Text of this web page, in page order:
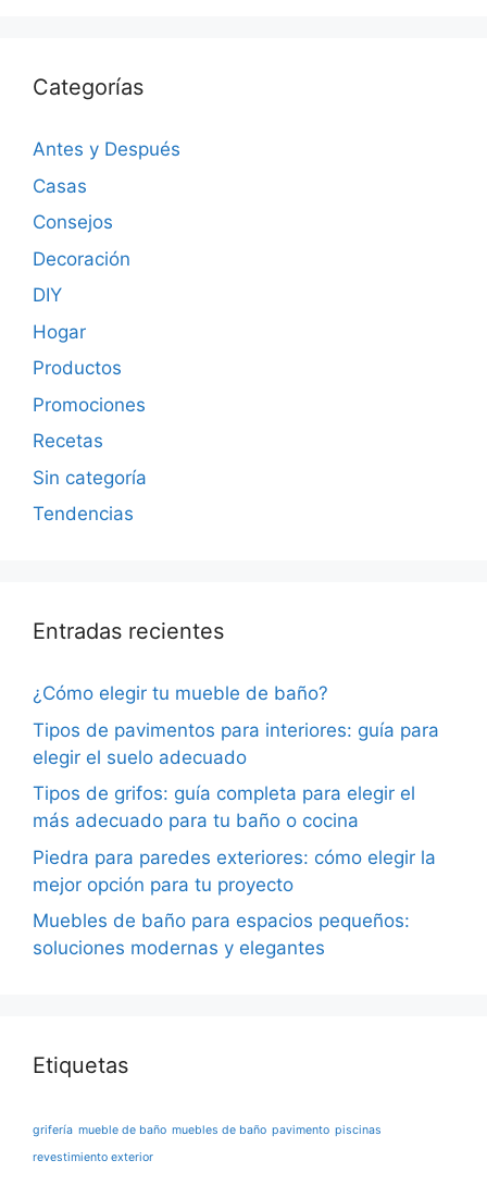
Categorías
Antes y Después
Casas
Consejos
Decoración
DIY
Hogar
Productos
Promociones
Recetas
Sin categoría
Tendencias
Entradas recientes
¿Cómo elegir tu mueble de baño?
Tipos de pavimentos para interiores: guía para
elegir el suelo adecuado
Tipos de grifos: guía completa para elegir el
más adecuado para tu baño o cocina
Piedra para paredes exteriores: cómo elegir la
mejor opción para tu proyecto
Muebles de baño para espacios pequeños:
soluciones modernas y elegantes
Etiquetas
grifería mueble de baño muebles de baño pavimento piscinas
revestimiento exterior